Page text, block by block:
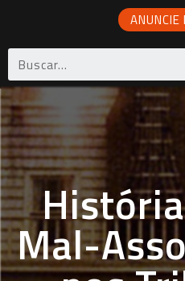
ANUNCIE
Mal-